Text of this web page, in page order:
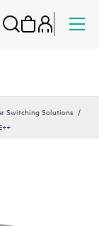
Switching Solutions